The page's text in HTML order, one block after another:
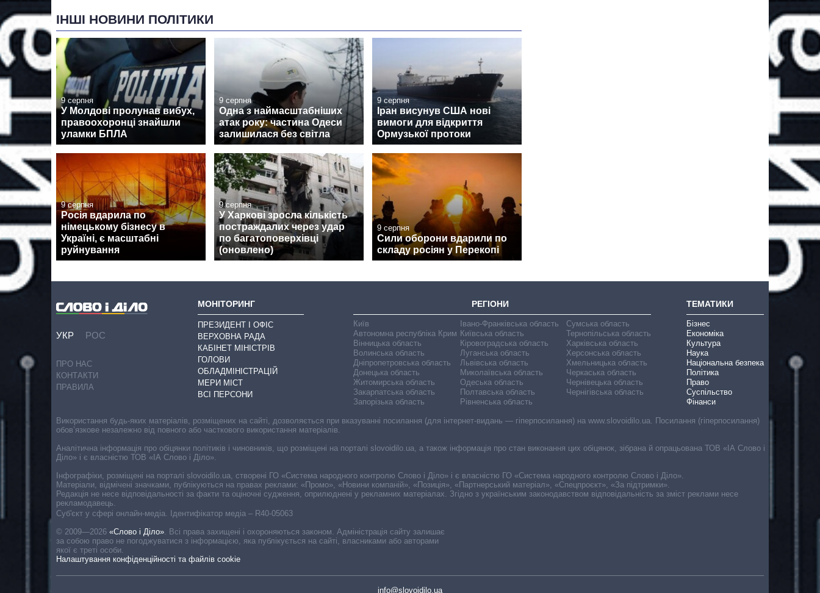
ІНШІ НОВИНИ ПОЛІТИКИ
9 серпня
У Молдові пролунав вибух,
правоохоронці знайшли
уламки БПЛА
9 серпня
Одна з наймасштабніших
атак року: частина Одеси
залишилася без світла
9 серпня
Іран висунув США нові
вимоги для відкриття
Ормузької протоки
9 серпня
Росія вдарила по
німецькому бізнесу в
Україні, є масштабні
руйнування
9 серпня
У Харкові зросла кількість
постраждалих через удар
по багатоповерхівці
(оновлено)
9 серпня
Сили оборони вдарили по
складу росіян у Перекопі
УКР РОС
ПРО НАС
КОНТАКТИ
ПРАВИЛА
МОНІТОРИНГ
ПРЕЗИДЕНТ І ОФІС
ВЕРХОВНА РАДА
КАБІНЕТ МІНІСТРІВ
ГОЛОВИ
ОБЛАДМІНІСТРАЦІЙ
МЕРИ МІСТ
ВСІ ПЕРСОНИ
РЕГІОНИ
Київ
Автономна республіка Крим
Вінницька область
Волинська область
Дніпропетровська область
Донецька область
Житомирська область
Закарпатська область
Запорізька область
Івано-Франківська область
Київська область
Кіровоградська область
Луганська область
Львівська область
Миколаївська область
Одеська область
Полтавська область
Рівненська область
Сумська область
Тернопільська область
Харківська область
Херсонська область
Хмельницька область
Черкаська область
Чернівецька область
Чернігівська область
ТЕМАТИКИ
Бізнес
Економіка
Культура
Наука
Національна безпека
Політика
Право
Суспільство
Фінанси
Cуб'єкт у сфері онлайн-медіа. Ідентифікатор медіа – R40-05063
© 2009—2026 «Слово і Діло». Всі права захищені і охороняються законом. Адміністрація сайту залишає
за собою право не погоджуватися з інформацією, яка публікується на сайті, власниками або авторами
якої є треті особи.
Налаштування конфіденційності та файлів cookie
info@slovoidilo.ua
Використання будь-яких матеріалів, розміщених на сайті, дозволяється при вказуванні посилання (для інтернет-видань — гіперпосилання) на www.slovoidilo.ua. Посилання (гіперпосилання)
обов’язкове незалежно від повного або часткового використання матеріалів.
Аналітична інформація про обіцянки політиків і чиновників, що розміщені на порталі slovoidilo.ua, а також інформація про стан виконання цих обіцянок, зібрана й опрацьована ТОВ «ІА Слово і
Діло» і є власністю ТОВ «ІА Слово і Діло».
Інфографіки, розміщені на порталі slovoidilo.ua, створені ГО «Система народного контролю Слово і Діло» і є власністю ГО «Система народного контролю Слово і Діло».
Матеріали, відмічені значками, публікуються на правах реклами: «Промо», «Новини компаній», «Позиція», «Партнерський матеріал», «Спецпроєкт», «За підтримки».
Редакція не несе відповідальності за факти та оціночні судження, оприлюднені у рекламних матеріалах. Згідно з українським законодавством відповідальність за зміст реклами несе
рекламодавець.